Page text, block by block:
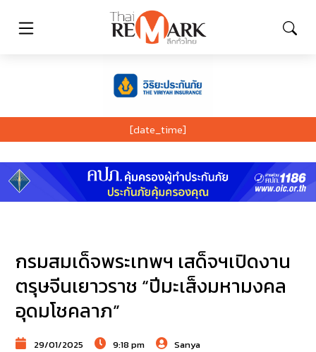
[date_time]
กรมสมเด็จพระเทพฯ เสด็จฯเปิดงาน
ตรุษจีนเยาวราช “ปีมะเส็งมหามงคล
อุดมโชคลาภ”
29/01/2025 9:18 pm Sanya